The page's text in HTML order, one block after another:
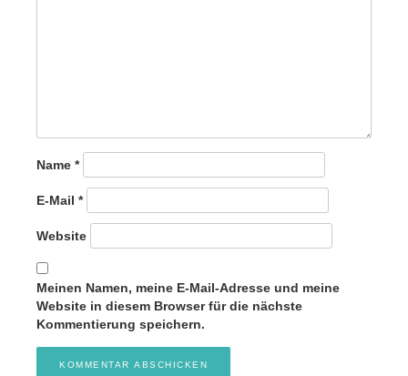
Name *
E-Mail *
Website
Meinen Namen, meine E-Mail-Adresse und meine
Website in diesem Browser für die nächste
Kommentierung speichern.